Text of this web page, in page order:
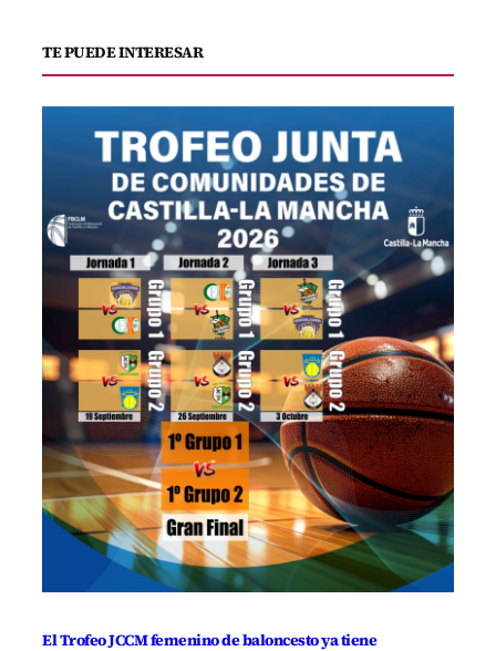
TE PUEDE INTERESAR
El Trofeo JCCM femenino de baloncesto ya tiene